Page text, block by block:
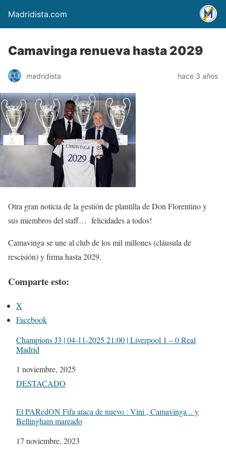
Madridista.com
Camavinga renueva hasta 2029
madridista hace 3 años
Otra gran noticia de la gestión de plantilla de Don Florentino y
sus miembros del staff… felicidades a todos!
Camavinga se une al club de los mil millones (cláusula de
rescisión) y firma hasta 2029.
Comparte esto:
X
Facebook
Champions J3 | 04-11-2025 21:00 | Liverpool 1 – 0 Real
Madrid
Fecha
1 noviembre, 2025
Respecto a
DESTACADO
El PARedON Fifa ataca de nuevo : Vini , Camavinga .. y
Bellingham mareado
Fecha
17 noviembre, 2023